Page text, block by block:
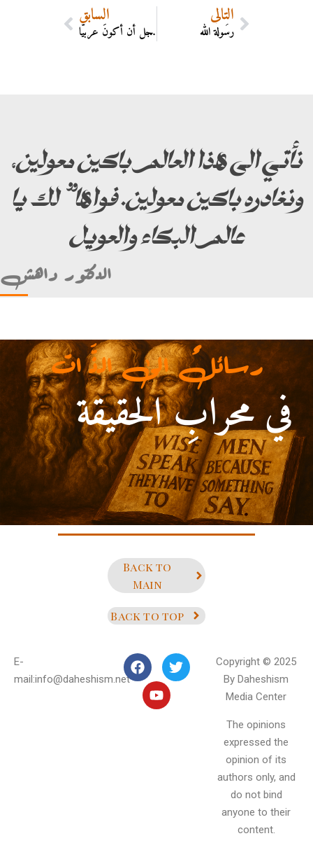
السابق
أخجل أن أكونَ عربيًّا
التالي
رسُولة الله
نأتي الى هذا العالم باكين معولين،
ونغادره باكين معولين. فواها” لك يا
عالم البكاء والعويل
الدكتور داهش
في محرابِ الحقيقة
علي بن أبي طالب)
رسائلٌ الى الذَّ ات
Back to
Main
Back to top
E-
mail:info@daheshism.net
Copyright © 2025
By Daheshism
Media Center
The opinions
expressed the
opinion of its
authors only, and
do not bind
anyone to their
content.